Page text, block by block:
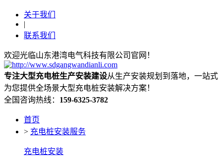
关于我们
|
联系我们
欢迎光临山东港湾电气科技有限公司官网！
专注大型充电桩生产安装建设从生产安装规划到落地，一站式
为您提供全场景大型充电桩安装解决方案！
全国咨询热线： 159-6325-3782
首页
> 充电桩安装服务
充电桩安装